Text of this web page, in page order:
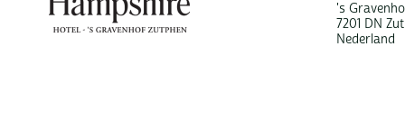
's
7201 DN
Nederland